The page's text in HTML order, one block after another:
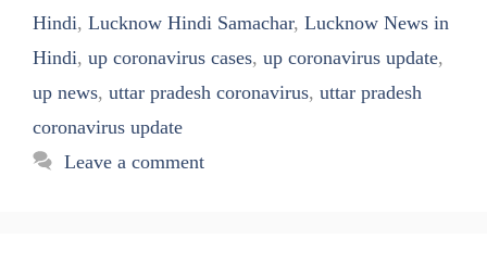
Hindi, Lucknow Hindi Samachar, Lucknow News in
Hindi, up coronavirus cases, up coronavirus update,
up news, uttar pradesh coronavirus, uttar pradesh
coronavirus update
Leave a comment